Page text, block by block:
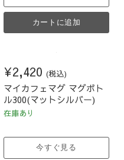
カートに追加
¥2,420 (税込)
マイカフェマグ マグボト
ル300(マットシルバー)
在庫あり
今すぐ見る